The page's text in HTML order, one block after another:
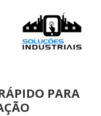
PARA